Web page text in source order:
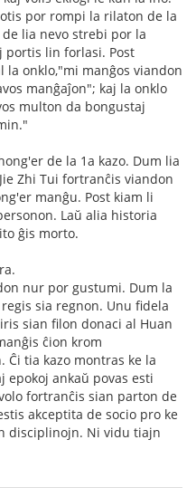
por rompi la rilaton de la
lia nevo strebi por la
portis lin forlasi. Post
la onklo,"mi manĝos viandon
manĝaĵon"; kaj la onklo
multon da bongustaj
de la 1a kazo. Dum lia
Zhi Tui fortranĉis viandon
manĝu. Post kiam li
Laŭ alia historia
ĝis morto.
nur por gustumi. Dum la
sia regnon. Unu fidela
sian filon donaci al Huan
ĉion krom
Ĉi tia kazo montras ke la
epokoj ankaŭ povas esti
fortranĉis sian parton de
akceptita de socio pro ke
disciplinojn. Ni vidu tiajn